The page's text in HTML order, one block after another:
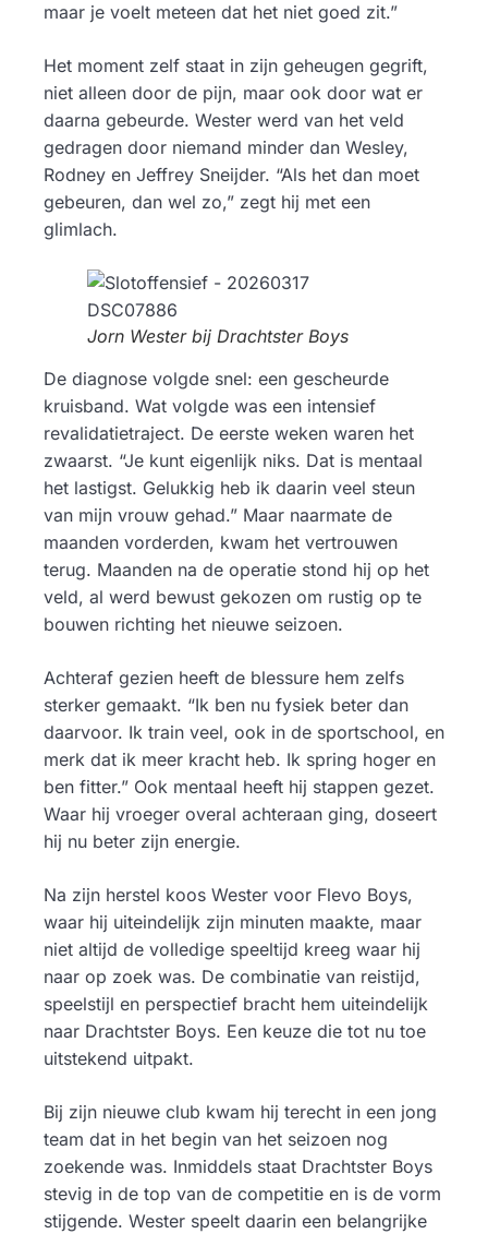
maar je voelt meteen dat het niet goed zit.”
Het moment zelf staat in zijn geheugen gegrift,
niet alleen door de pijn, maar ook door wat er
daarna gebeurde. Wester werd van het veld
gedragen door niemand minder dan Wesley,
Rodney en Jeffrey Sneijder. “Als het dan moet
gebeuren, dan wel zo,” zegt hij met een
glimlach.
Jorn Wester bij Drachtster Boys
De diagnose volgde snel: een gescheurde
kruisband. Wat volgde was een intensief
revalidatietraject. De eerste weken waren het
zwaarst. “Je kunt eigenlijk niks. Dat is mentaal
het lastigst. Gelukkig heb ik daarin veel steun
van mijn vrouw gehad.” Maar naarmate de
maanden vorderden, kwam het vertrouwen
terug. Maanden na de operatie stond hij op het
veld, al werd bewust gekozen om rustig op te
bouwen richting het nieuwe seizoen.
Achteraf gezien heeft de blessure hem zelfs
sterker gemaakt. “Ik ben nu fysiek beter dan
daarvoor. Ik train veel, ook in de sportschool, en
merk dat ik meer kracht heb. Ik spring hoger en
ben fitter.” Ook mentaal heeft hij stappen gezet.
Waar hij vroeger overal achteraan ging, doseert
hij nu beter zijn energie.
Na zijn herstel koos Wester voor Flevo Boys,
waar hij uiteindelijk zijn minuten maakte, maar
niet altijd de volledige speeltijd kreeg waar hij
naar op zoek was. De combinatie van reistijd,
speelstijl en perspectief bracht hem uiteindelijk
naar Drachtster Boys. Een keuze die tot nu toe
uitstekend uitpakt.
Bij zijn nieuwe club kwam hij terecht in een jong
team dat in het begin van het seizoen nog
zoekende was. Inmiddels staat Drachtster Boys
stevig in de top van de competitie en is de vorm
stijgende. Wester speelt daarin een belangrijke